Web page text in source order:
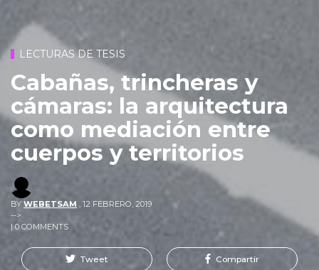
LECTURAS DE TESIS
Cabañas, trincheras y
cámaras: la arquitectura
como mediación entre
cuerpos y territorios
BY WEBETSAM
12 FEBRERO, 2019
-->
| 0 COMMENTS
Tweet Compartir